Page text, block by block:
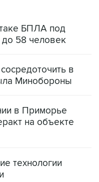
БПЛА под
58 человек
в
Минобороны
в Приморье
на объекте
технологии